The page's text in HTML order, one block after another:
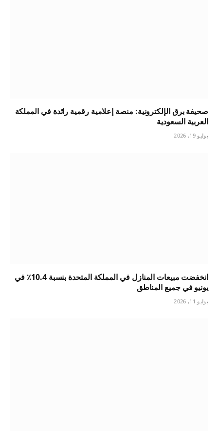
صحيفة برق الإلكترونية: منصة إعلامية رقمية رائدة في المملكة
العربية السعودية
يوليو 19, 2026
انخفضت مبيعات المنازل في المملكة المتحدة بنسبة 10.4٪ في
يونيو في جميع المناطق
يوليو 11, 2026